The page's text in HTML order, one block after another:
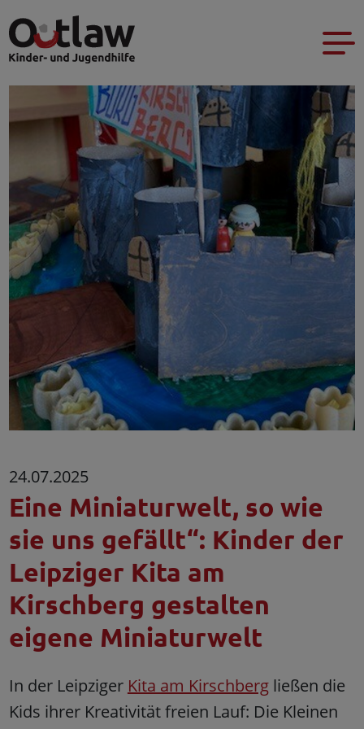
24.07.2025
Eine Miniaturwelt, so wie
sie uns gefällt“: Kinder der
Leipziger Kita am
Kirschberg gestalten
eigene Miniaturwelt
In der Leipziger Kita am Kirschbergließen die
Kids ihrer Kreativität freien Lauf: Die Kleinen